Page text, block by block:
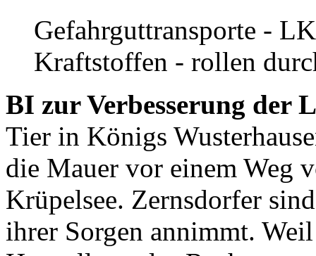
Gefahrguttransporte -
Kraftstoffen - rollen
BI zur Verbesserung der
Tier in Königs
die Mauer vor einem Weg
Krüpelsee. Zernsdorfer
ihrer Sorgen annimmt.